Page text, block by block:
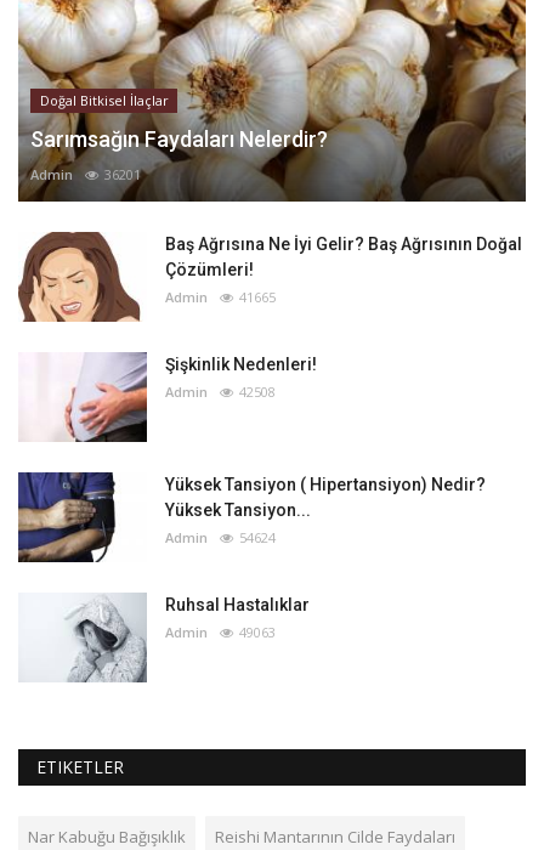
Doğal Bitkisel İlaçlar
Sarımsağın Faydaları Nelerdir?
Admin 36201
Baş Ağrısına Ne İyi Gelir? Baş Ağrısının Doğal
Çözümleri!
Admin 41665
Şişkinlik Nedenleri!
Admin 42508
Yüksek Tansiyon ( Hipertansiyon) Nedir?
Yüksek Tansiyon...
Admin 54624
Ruhsal Hastalıklar
Admin 49063
ETIKETLER
Nar Kabuğu Bağışıklık Reishi Mantarının Cilde Faydaları